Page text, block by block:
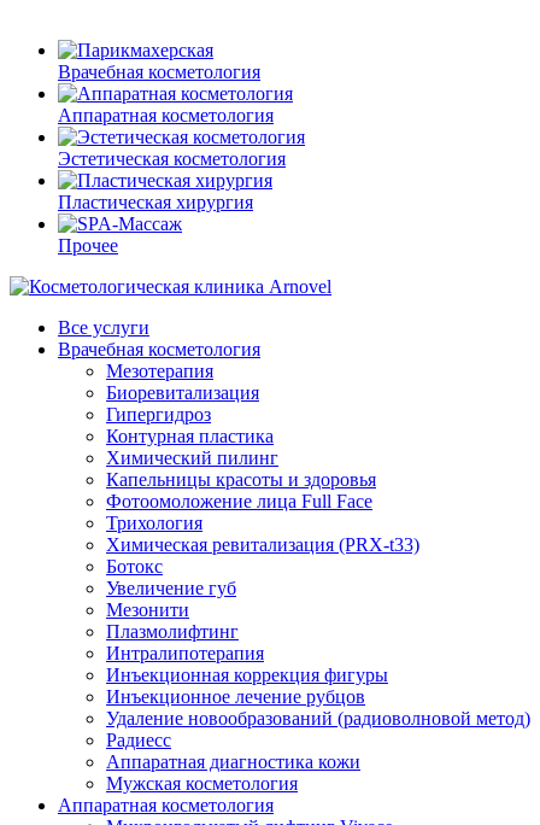
Врачебная косметология
Аппаратная косметология
Эстетическая косметология
Пластическая хирургия
Прочее
Все услуги
Врачебная косметология
Мезотерапия
Биоревитализация
Гипергидроз
Контурная пластика
Химический пилинг
Капельницы красоты и здоровья
Фотоомоложение лица Full Face
Трихология
Химическая ревитализация (PRX-t33)
Ботокс
Увеличение губ
Мезонити
Плазмолифтинг
Интралипотерапия
Инъекционная коррекция фигуры
Инъекционное лечение рубцов
Удаление новообразований (радиоволновой метод)
Радиесс
Аппаратная диагностика кожи
Мужская косметология
Аппаратная косметология